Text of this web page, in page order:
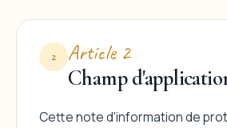
2
Article 2
Champ
Cette note d'information de